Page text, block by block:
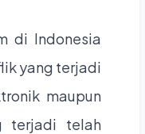
di Indonesia
yang terjadi
maupun
terjadi telah